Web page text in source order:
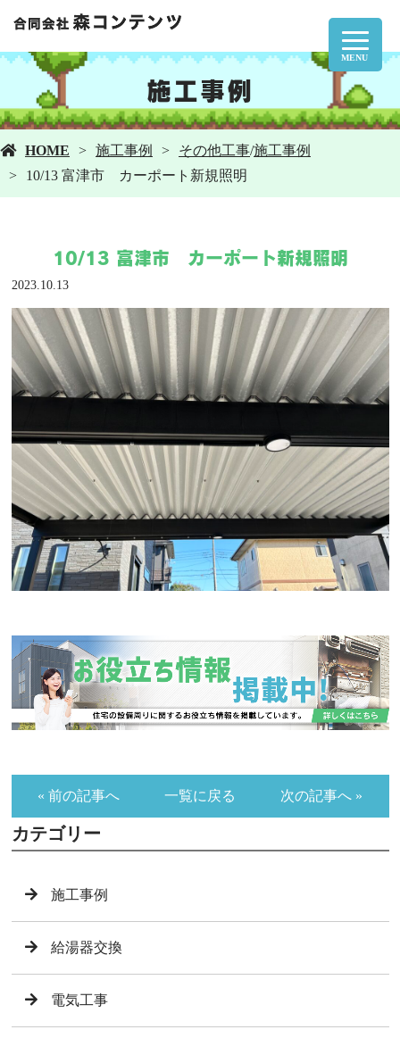
MENU
施工事例
HOME 施工事例 その他工事/施工事例
10/13 富津市 カーポート新規照明
10/13 富津市 カーポート新規照明
2023.10.13
« 前の記事へ 一覧に戻る 次の記事へ »
カテゴリー
施工事例
給湯器交換
電気工事